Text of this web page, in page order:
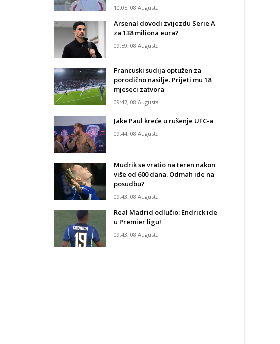
10:05, 08 Augusta
Arsenal dovodi zvijezdu Serie A
za 138 miliona eura?
09:59, 08 Augusta
Francuski sudija optužen za
porodično nasilje. Prijeti mu 18
mjeseci zatvora
09:47, 08 Augusta
Jake Paul kreće u rušenje UFC-a
09:44, 08 Augusta
Mudrik se vratio na teren nakon
više od 600 dana. Odmah ide na
posudbu?
09:43, 08 Augusta
Real Madrid odlučio: Endrick ide
u Premier ligu!
09:43, 08 Augusta